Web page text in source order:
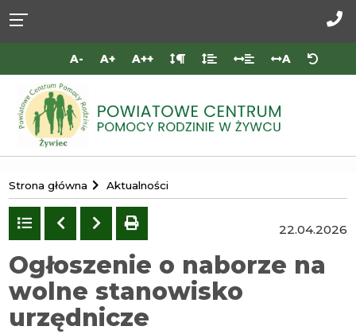
dostępności
głównej
treści
menu
stopki
nas
A- A+ A++ A
Portal
Powiatowego
Centrum
Pomocy
Rodzinie
w
Żywcu
Strona główna Aktualności
Powrót
do
listy
Poprzedni
Następny
drukuj 22.04.2026
Ogłoszenie o naborze na
wolne stanowisko
urzędnicze